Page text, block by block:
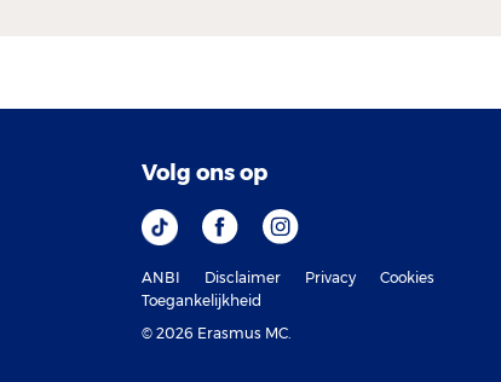
Volg ons op
ANBI Disclaimer Privacy
Cookies
Toegankelijkheid
© 2026 Erasmus MC.